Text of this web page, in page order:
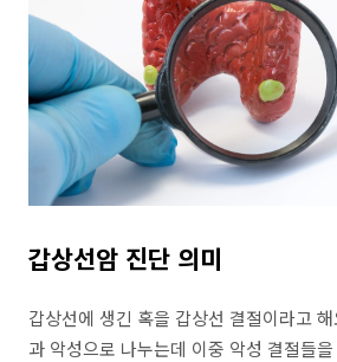
갑상선암 진단 의미
갑상선에 생긴 혹을 갑상선 결절이라고
과 악성으로 나누는데 이중 악성 결절들